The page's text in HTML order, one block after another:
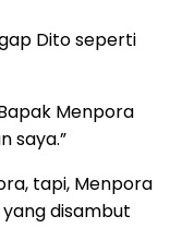
Dito seperti
Menpora
saya.”
tapi, Menpora
disambut